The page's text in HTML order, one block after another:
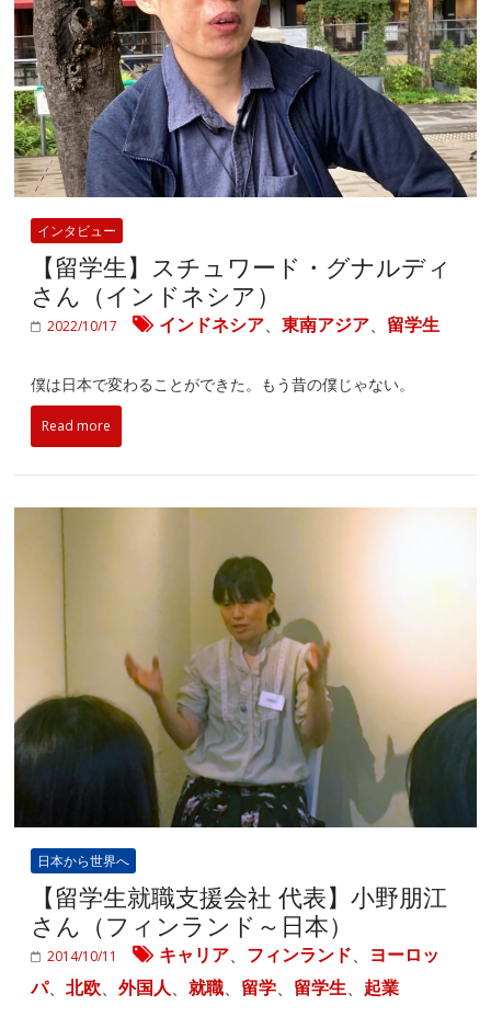
インタビュー
【留学生】スチュワード・グナルディ
さん（インドネシア）
2022/10/17 インドネシア、東南アジア、 留学生
僕は日本で変わることができた。もう昔の僕じゃない。
Read more
日本から世界へ
【留学生就職支援会社 代表】小野朋江
さん（フィンランド～日本）
2014/10/11 キャリア、 フィンランド、 ヨーロッ
パ、北欧、外国人、就職、 留学、 留学生、 起業